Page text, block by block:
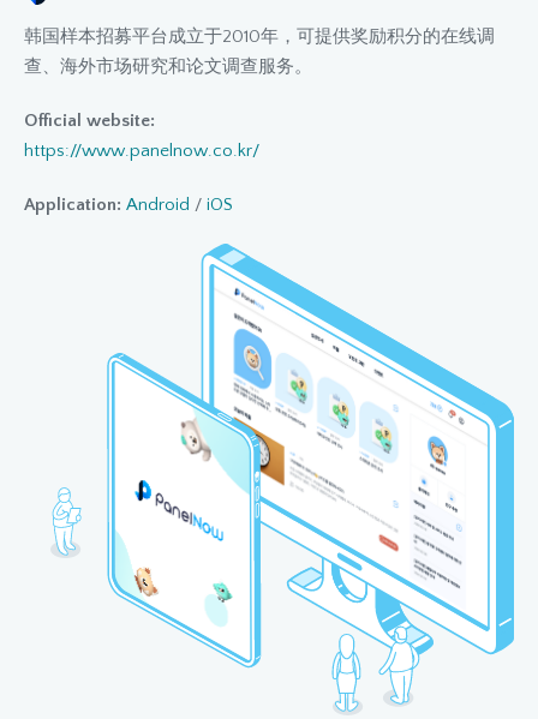
韩国样本招募平台成立于2010年，可提供奖励积分的在线调
查、海外市场研究和论文调查服务。
Official website:
https://www.panelnow.co.kr/
Application: Android / iOS